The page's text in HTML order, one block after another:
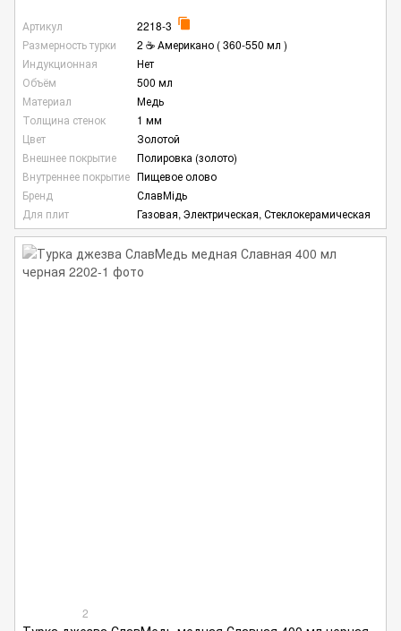
Артикул
2218-3
Размерность турки
2 ☕ Американо ( 360-550 мл )
Индукционная
Нет
Объём
500 мл
Материал
Медь
Толщина стенок
1 мм
Цвет
Золотой
Внешнее покрытие
Полировка (золото)
Внутреннее покрытие Пищевое олово
Бренд
СлавМідь
Для плит
Газовая, Электрическая, Стеклокерамическая
2